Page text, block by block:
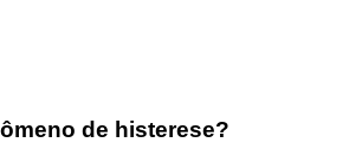
de histerese?